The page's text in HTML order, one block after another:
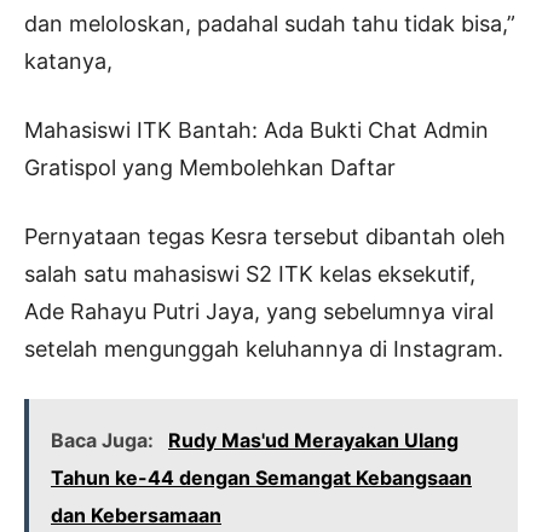
dan meloloskan, padahal sudah tahu tidak bisa,”
katanya,
Mahasiswi ITK Bantah: Ada Bukti Chat Admin
Gratispol yang Membolehkan Daftar
Pernyataan tegas Kesra tersebut dibantah oleh
salah satu mahasiswi S2 ITK kelas eksekutif,
Ade Rahayu Putri Jaya, yang sebelumnya viral
setelah mengunggah keluhannya di Instagram.
Baca Juga:
Rudy Mas'ud Merayakan Ulang
Tahun ke-44 dengan Semangat Kebangsaan
dan Kebersamaan